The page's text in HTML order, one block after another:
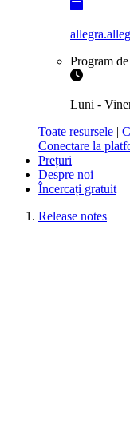
Program
Luni -
Toate resursele |
Conectare la
Prețuri
Despre noi
Încercați gratuit
Release notes